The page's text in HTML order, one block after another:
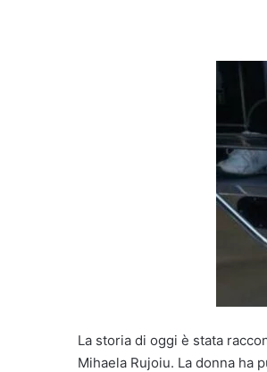
La storia di oggi è stata
Mihaela Rujoiu. La donna ha